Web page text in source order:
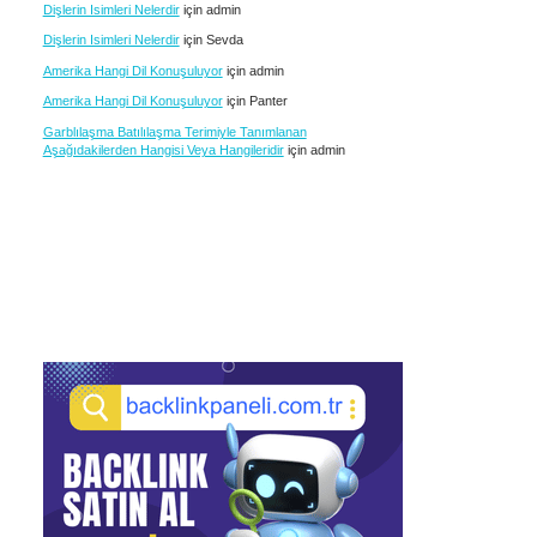
Dişlerin Isimleri Nelerdiriçin admin
Dişlerin Isimleri Nelerdiriçin Sevda
Amerika Hangi Dil Konuşuluyoriçin admin
Amerika Hangi Dil Konuşuluyoriçin Panter
Garblılaşma Batılılaşma Terimiyle Tanımlanan
Aşağıdakilerden Hangisi Veya Hangileridiriçin admin